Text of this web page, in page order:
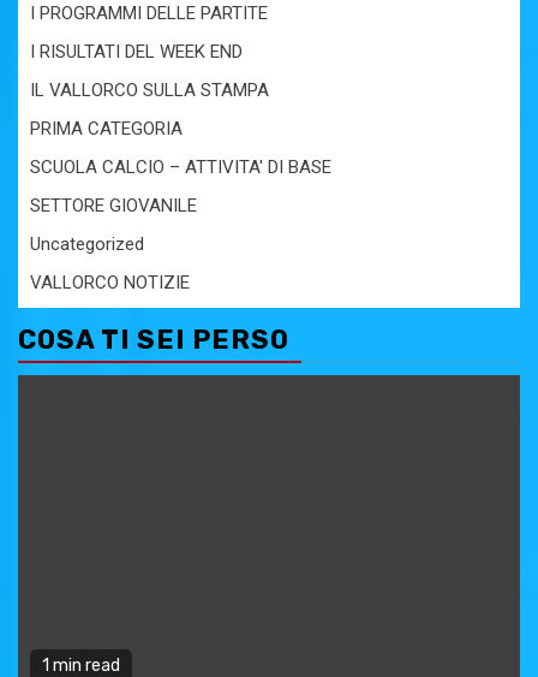
I PROGRAMMI DELLE PARTITE
I RISULTATI DEL WEEK END
IL VALLORCO SULLA STAMPA
PRIMA CATEGORIA
SCUOLA CALCIO – ATTIVITA' DI BASE
SETTORE GIOVANILE
Uncategorized
VALLORCO NOTIZIE
COSA TI SEI PERSO
1 min read